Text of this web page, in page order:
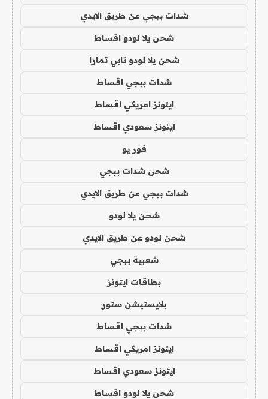
شدات ببجي عن طريق الايدي
شحن يلا لودو اقساط
شحن يلا لودو تابي تمارا
شدات ببجي اقساط
ايتونز امريكي اقساط
ايتونز سعودي اقساط
فور يو
شحن شدات ببجي
شدات ببجي عن طريق الايدي
شحن يلا لودو
شحن لودو عن طريق الايدي
شعبية ببجي
بطاقات ايتونز
بلايستيشن ستور
شدات ببجي اقساط
ايتونز امريكي اقساط
ايتونز سعودي اقساط
شحن يلا لودو اقساط